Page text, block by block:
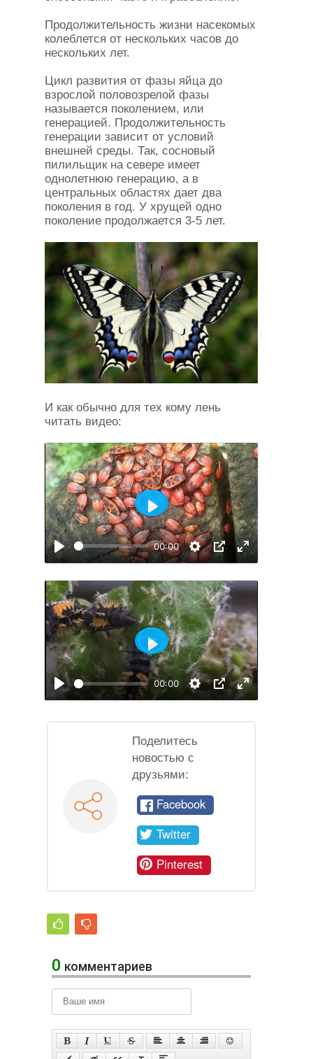
Продолжительность жизни насекомых
колеблется от нескольких часов до
нескольких лет.
Цикл развития от фазы яйца до
взрослой половозрелой фазы
называется поколением, или
генерацией. Продолжительность
генерации зависит от условий
внешней среды. Так, сосновый
пилильщик на севере имеет
однолетнюю генерацию, а в
центральных областях дает два
поколения в год. У хрущей одно
поколение продолжается 3-5 лет.
И как обычно для тех кому лень
читать видео:
00:00
Воспроизвести
00:00
Воспроизвести
Поделитесь
новостью с
друзьями:
Facebook
Twitter
Pinterest
0 комментариев